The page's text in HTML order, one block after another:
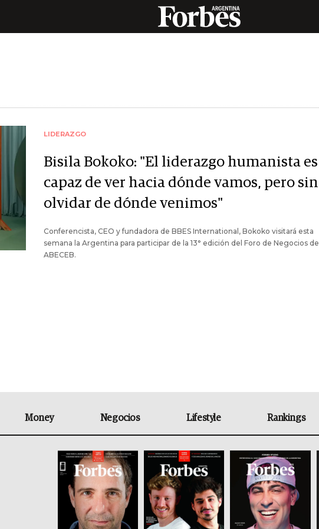
LIDERAZGO
Bisila Bokoko: "El liderazgo humanista es
capaz de ver hacia dónde vamos, pero sin
olvidar de dónde venimos"
Conferencista, CEO y fundadora de BBES International, Bokoko visitará esta
semana la Argentina para participar de la 13° edición del Foro de Negocios de
ABECEB.
Money Negocios Lifestyle Rankings